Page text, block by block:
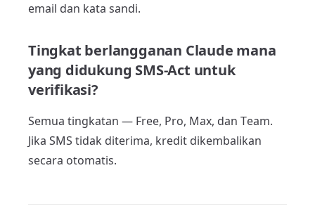
email dan kata sandi.
Tingkat berlangganan Claude mana
yang didukung SMS-Act untuk
verifikasi?
Semua tingkatan — Free, Pro, Max, dan Team.
Jika SMS tidak diterima, kredit dikembalikan
secara otomatis.